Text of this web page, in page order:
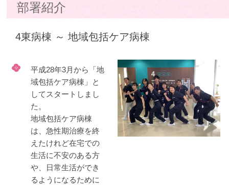
部署紹介
4東病棟 ～ 地域包括ケア病棟
平成28年3月から「地
域包括ケア病棟」と
してスタートしまし
た。
地域包括ケア病棟
は、急性期治療を終
えたけれど在宅での
生活に不安のある方
や、日常生活ができ
るようになるために